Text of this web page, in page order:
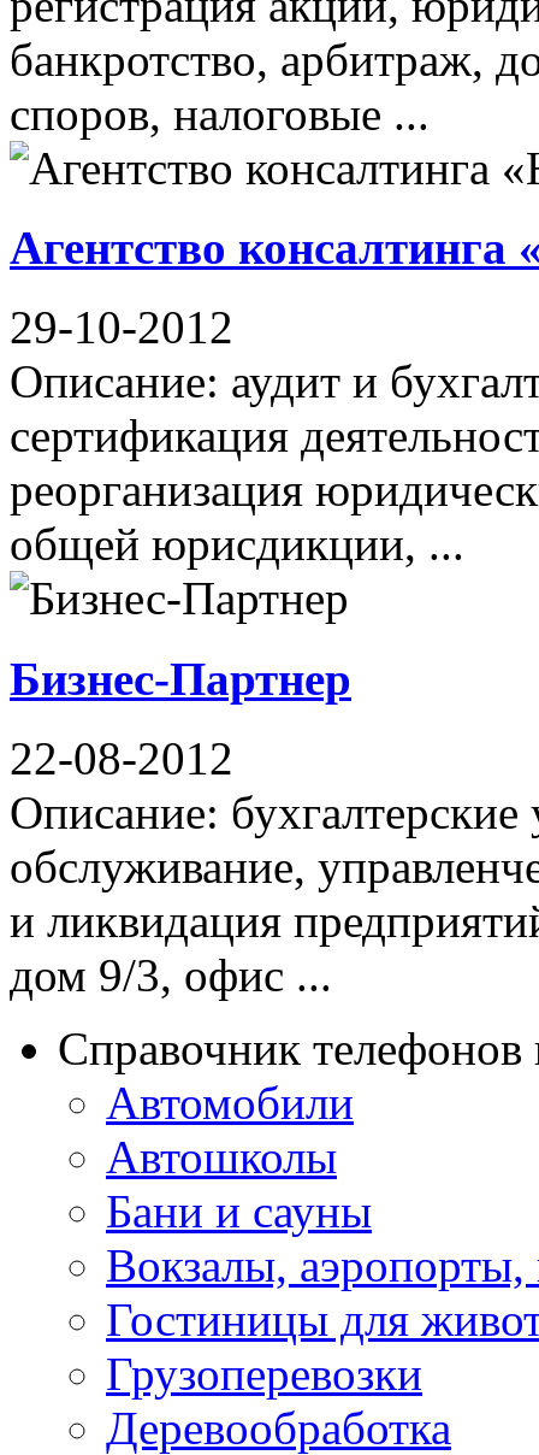
банкротство, арбитраж,
споров, налоговые ...
Агентство
29-10-2012
Описание: аудит и
сертификация
реорганизация
общей юрисдикции, ...
Бизнес-Партнер
22-08-2012
Описание:
обслуживание,
и ликвидация
дом 9/3, офис ...
Справочник
Автомобили
Автошколы
Бани и сауны
Вокзалы,
Гостиницы для
Грузоперевозки
Деревообработка